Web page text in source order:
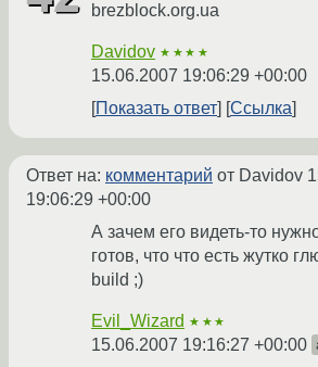
brezblock.org.ua
Davidov ★★★★
15.06.2007 19:06:29 +00:00
Показать ответ
Ссылка
Ответ на: комментарий от Davidov
19:06:29 +00:00
А зачем его видеть-то
готов, что что есть жутко
build ;)
Evil_Wizard ★★★
15.06.2007 19:16:27 +00:00